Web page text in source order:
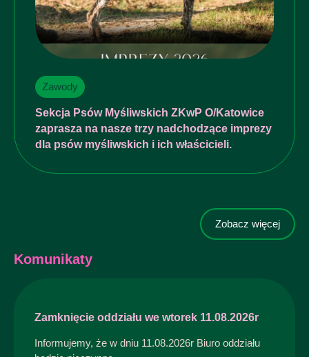
Zawody
Sekcja Psów Myśliwskich ZKwP O/Katowice
zaprasza na nasze trzy nadchodzące imprezy
dla psów myśliwskich i ich właścicieli.
Zobacz więcej
Komunikaty
Zamknięcie oddziału we wtorek 11.08.2026r
Informujemy, że w dniu 11.08.2026r Biuro oddziału